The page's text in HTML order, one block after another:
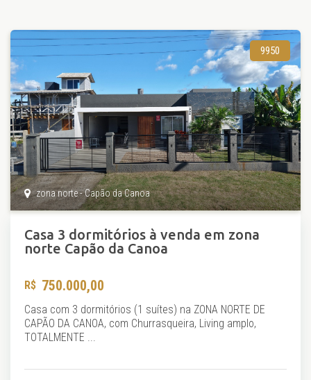
9950
zona norte - Capão da Canoa
Casa 3 dormitórios à venda em zona
norte Capão da Canoa
750.000,00
Casa com 3 dormitórios (1 suítes) na ZONA NORTE DE
CAPÃO DA CANOA, com Churrasqueira, Living amplo,
TOTALMENTE ...